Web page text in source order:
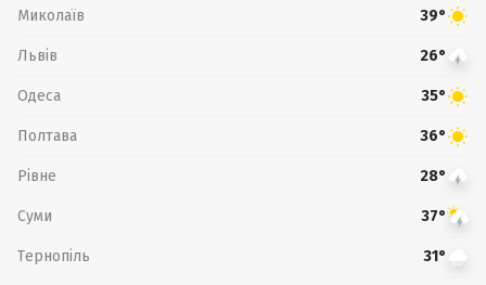
Миколаїв 39°
Львів 26°
Одеса 35°
Полтава 36°
Рівне 28°
Суми 37°
Тернопіль 31°